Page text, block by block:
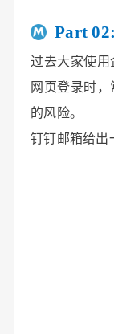
Part 02:
过去大家使用
网页登录时
的风险。
钉钉邮箱给出